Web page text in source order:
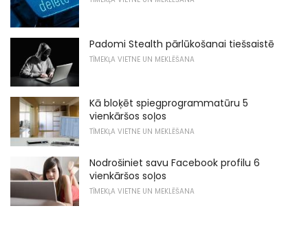
Padomi Stealth pārlūkošanai tiešsaistē
TĪMEKĻA VIETNE UN MEKLĒŠANA
Kā bloķēt spiegprogrammatūru 5
vienkāršos soļos
TĪMEKĻA VIETNE UN MEKLĒŠANA
Nodrošiniet savu Facebook profilu 6
vienkāršos soļos
TĪMEKĻA VIETNE UN MEKLĒŠANA